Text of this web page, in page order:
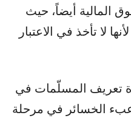
المالية أيضاً، حيث
لا تأخذ في الاعتبار
تعريف المسلّمات في
الخسائر في مرحلة